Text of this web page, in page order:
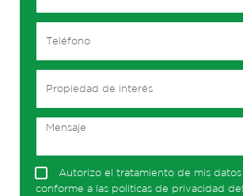
Autorizo el tratamiento de mis datos
conforme a las politicas de privacidad